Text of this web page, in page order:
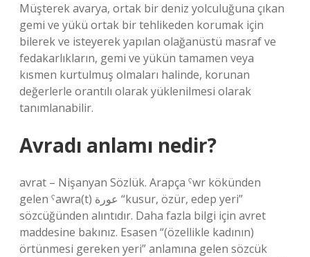
Müşterek avarya, ortak bir deniz yolculuğuna çıkan
gemi ve yükü ortak bir tehlikeden korumak için
bilerek ve isteyerek yapılan olağanüstü masraf ve
fedakarlıkların, gemi ve yükün tamamen veya
kısmen kurtulmuş olmaları halinde, korunan
değerlerle orantılı olarak yüklenilmesi olarak
tanımlanabilir.
Avradı anlamı nedir?
avrat – Nişanyan Sözlük. Arapça ˁwr kökünden
gelen ˁawra(t) عورة “kusur, özür, edep yeri”
sözcüğünden alıntıdır. Daha fazla bilgi için avret
maddesine bakınız. Esasen “(özellikle kadının)
örtünmesi gereken yeri” anlamına gelen sözcük